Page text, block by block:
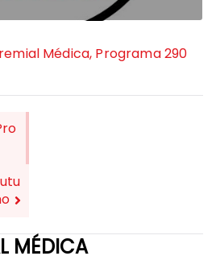
Médica, Programa 290
MÉDICA